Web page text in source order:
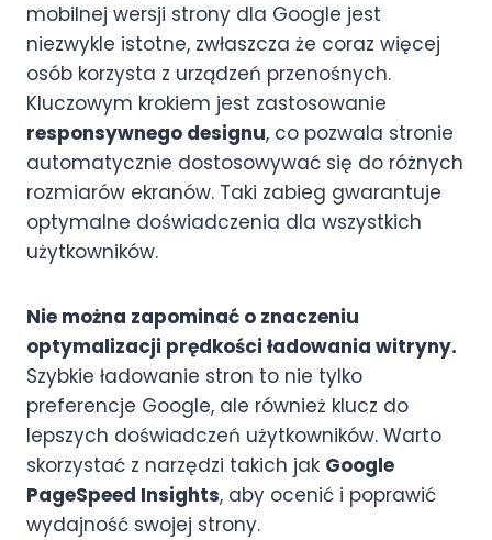
mobilnej wersji strony dla Google jest
niezwykle istotne, zwłaszcza że coraz więcej
osób korzysta z urządzeń przenośnych.
Kluczowym krokiem jest zastosowanie
responsywnego designu, co pozwala stronie
automatycznie dostosowywać się do różnych
rozmiarów ekranów. Taki zabieg gwarantuje
optymalne doświadczenia dla wszystkich
użytkowników.
Nie można zapominać o znaczeniu
optymalizacji prędkości ładowania witryny.
Szybkie ładowanie stron to nie tylko
preferencje Google, ale również klucz do
lepszych doświadczeń użytkowników. Warto
skorzystać z narzędzi takich jak Google
PageSpeed Insights, aby ocenić i poprawić
wydajność swojej strony.